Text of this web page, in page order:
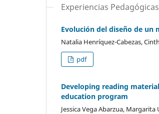
Experiencias Pedagógicas
Evolución del diseño de un
Natalia Henríquez-Cabezas,
pdf
Developing reading
education program
Jessica Vega Abarzua,